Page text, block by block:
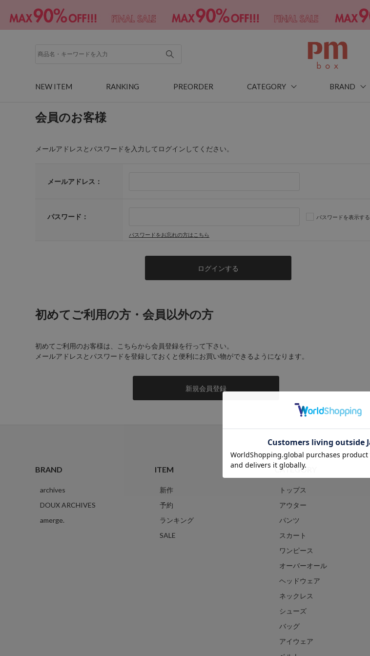
NEW ITEM RANKING PREORDER CATEGORY BRAND
会員のお客様
メールアドレスとパスワードを入力してログインしてください。
メールアドレス：
パスワード： パスワードを表示する
パスワードをお忘れの方はこちら
初めてご利用の方・会員以外の方
初めてご利用のお客様は、こちらから会員登録を行って下さい。
メールアドレスとパスワードを登録しておくと便利にお買い物ができるようになります。
BRAND
archives
DOUX ARCHIVES
amerge.
ITEM
新作
予約
ランキング
SALE
CATEGORY
トップス
アウター
パンツ
スカート
ワンピース
オーバーオール
ヘッドウェア
ネックレス
シューズ
バッグ
アイウェア